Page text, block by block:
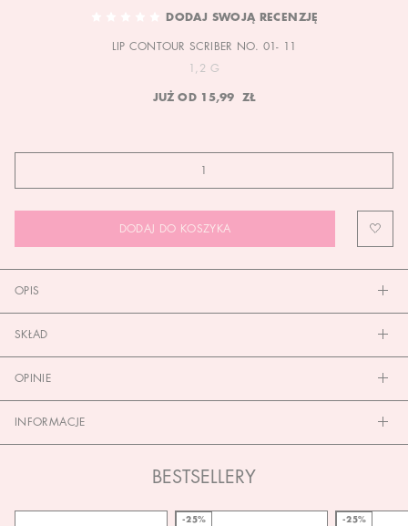
DODAJ SWOJĄ RECENZJĘ
LIP CONTOUR SCRIBER NO. 01- 11
1,2 G
JUŻ OD 15,99 ZŁ
DODAJ DO KOSZYKA
OPIS
SKŁAD
OPINIE
INFORMACJE
BESTSELLERY
-25% -25%